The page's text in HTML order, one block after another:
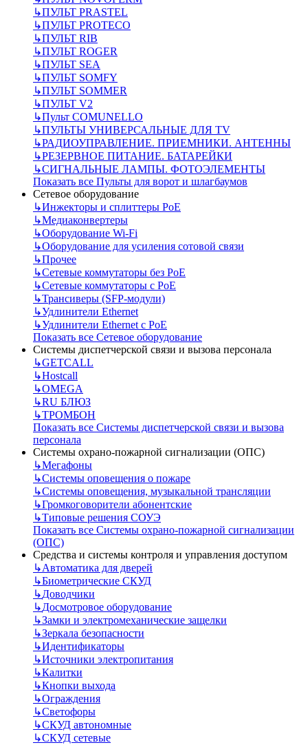
↳ПУЛЬТ PRASTEL
↳ПУЛЬТ PROTECO
↳ПУЛЬТ RIB
↳ПУЛЬТ ROGER
↳ПУЛЬТ SEA
↳ПУЛЬТ SOMFY
↳ПУЛЬТ SOMMER
↳ПУЛЬТ V2
↳Пульт СOMUNELLO
↳ПУЛЬТЫ УНИВЕРСАЛЬНЫЕ ДЛЯ TV
↳РАДИОУПРАВЛЕНИЕ. ПРИЕМНИКИ. АНТЕННЫ
↳РЕЗЕРВНОЕ ПИТАНИЕ. БАТАРЕЙКИ
↳СИГНАЛЬНЫЕ ЛАМПЫ. ФОТОЭЛЕМЕНТЫ
Показать все Пульты для ворот и шлагбаумов
Сетевое оборудование
↳Инжекторы и сплиттеры РоЕ
↳Медиаконвертеры
↳Оборудование Wi-Fi
↳Оборудование для усиления сотовой связи
↳Прочее
↳Сетевые коммутаторы без РоЕ
↳Сетевые коммутаторы с РоЕ
↳Трансиверы (SFP-модули)
↳Удлинители Ethernet
↳Удлинители Ethernet с PoE
Показать все Сетевое оборудование
Системы диспетчерской связи и вызова персонала
↳GETCALL
↳Hostcall
↳OMEGA
↳RU БЛЮЗ
↳ТРОМБОН
Показать все Системы диспетчерской связи и вызова
персонала
Системы охрано-пожарной сигнализации (ОПС)
↳Мегафоны
↳Системы оповещения о пожаре
↳Системы оповещения, музыкальной трансляции
↳Громкоговорители абонентские
↳Типовые решения СОУЭ
Показать все Системы охрано-пожарной сигнализации
(ОПС)
Средства и системы контроля и управления доступом
↳Автоматика для дверей
↳Биометрические СКУД
↳Доводчики
↳Досмотровое оборудование
↳Замки и электромеханические защелки
↳Зеркала безопасности
↳Идентификаторы
↳Источники электропитания
↳Калитки
↳Кнопки выхода
↳Ограждения
↳Светофоры
↳СКУД автономные
↳СКУД сетевые